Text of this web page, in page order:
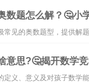
数题怎么解？🤔小
常见的奥数题型，提供解
意思?🤔揭开数学
定义、意义及对孩子数学